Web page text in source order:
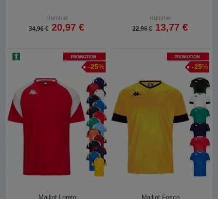
Hummel
34,96 € 20,97 €
Hummel
22,96 € 13,77 €
Promotion
-25%
Maillot Loreto
Promotion
-25%
Maillot Fosco